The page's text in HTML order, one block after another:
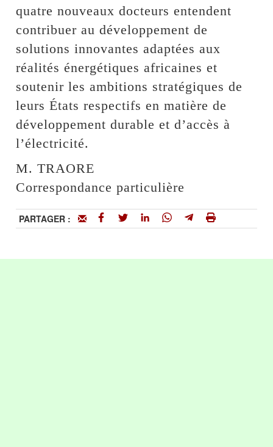
quatre nouveaux docteurs entendent
contribuer au développement de
solutions innovantes adaptées aux
réalités énergétiques africaines et
soutenir les ambitions stratégiques de
leurs États respectifs en matière de
développement durable et d’accès à
l’électricité.
M. TRAORE
Correspondance particulière
PARTAGER :